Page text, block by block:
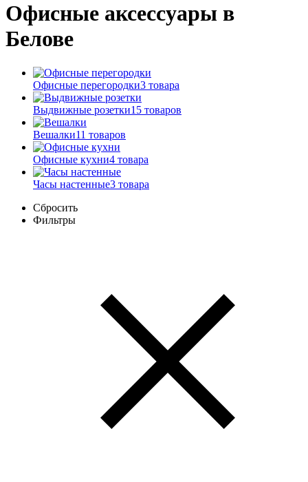
Офисные аксессуары в
Белове
Офисные перегородки3 товара
Выдвижные розетки15 товаров
Вешалки11 товаров
Офисные кухни4 товара
Часы настенные3 товара
Сбросить
Фильтры